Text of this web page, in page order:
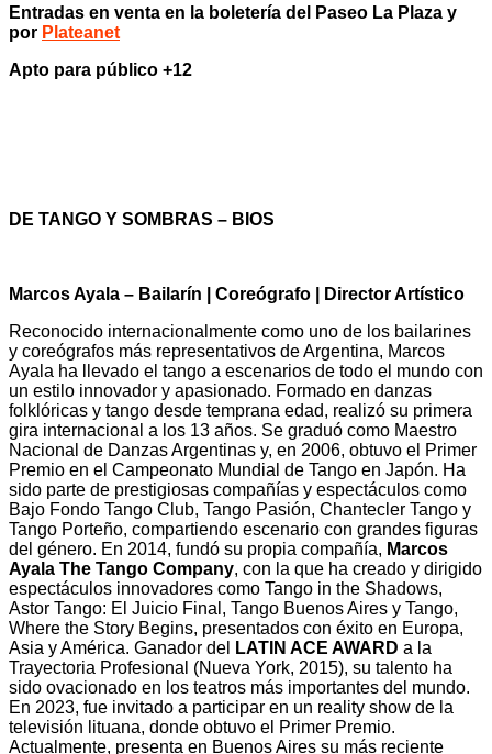
Entradas en venta en la boletería del Paseo La Plaza y
por Plateanet
Apto para público +12
DE TANGO Y SOMBRAS – BIOS
Marcos Ayala – Bailarín | Coreógrafo | Director Artístico
Reconocido internacionalmente como uno de los bailarines
y coreógrafos más representativos de Argentina, Marcos
Ayala ha llevado el tango a escenarios de todo el mundo con
un estilo innovador y apasionado. Formado en danzas
folklóricas y tango desde temprana edad, realizó su primera
gira internacional a los 13 años. Se graduó como Maestro
Nacional de Danzas Argentinas y, en 2006, obtuvo el Primer
Premio en el Campeonato Mundial de Tango en Japón. Ha
sido parte de prestigiosas compañías y espectáculos como
Bajo Fondo Tango Club, Tango Pasión, Chantecler Tango y
Tango Porteño, compartiendo escenario con grandes figuras
del género. En 2014, fundó su propia compañía, Marcos
Ayala The Tango Company, con la que ha creado y dirigido
espectáculos innovadores como Tango in the Shadows,
Astor Tango: El Juicio Final, Tango Buenos Aires y Tango,
Where the Story Begins, presentados con éxito en Europa,
Asia y América. Ganador del
LATIN ACE AWARD a la
Trayectoria Profesional (Nueva York, 2015), su talento ha
sido ovacionado en los teatros más importantes del mundo.
En 2023, fue invitado a participar en un reality show de la
televisión lituana, donde obtuvo el Primer Premio.
Actualmente, presenta en Buenos Aires su más reciente